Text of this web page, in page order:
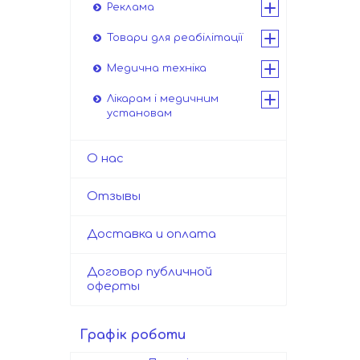
Реклама
Товари для реабілітації
Медична техніка
Лікарам і медичним
установам
О нас
Отзывы
Доставка и оплата
Договор публичной
оферты
Графік роботи